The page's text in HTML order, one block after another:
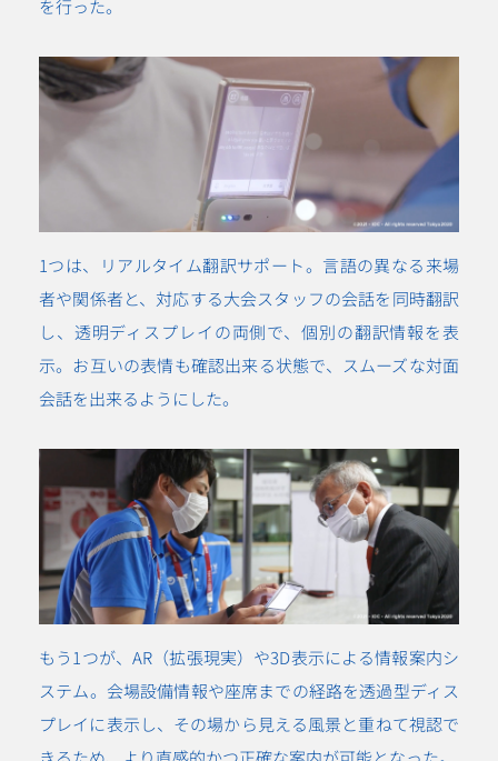
を行った。
1つは、リアルタイム翻訳サポート。言語の異なる来場
者や関係者と、対応する大会スタッフの会話を同時翻訳
し、透明ディスプレイの両側で、個別の翻訳情報を表
示。お互いの表情も確認出来る状態で、スムーズな対面
会話を出来るようにした。
もう1つが、AR（拡張現実）や3D表示による情報案内シ
ステム。会場設備情報や座席までの経路を透過型ディス
プレイに表示し、その場から見える風景と重ねて視認で